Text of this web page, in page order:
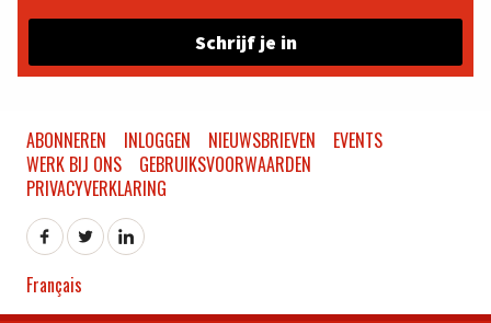
Schrijf je in
ABONNEREN INLOGGEN NIEUWSBRIEVEN
EVENTS
WERK BIJ ONS
GEBRUIKSVOORWAARDEN
PRIVACYVERKLARING
Français